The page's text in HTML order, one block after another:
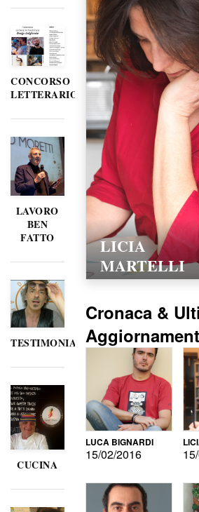
CONCORSO
LETTERARIO
LAVORO
BEN
FATTO
TESTIMONIANZE
CUCINA
LICIA
MARTELLI
Cronaca &
LUCA BIGNARDI
15/02/2016